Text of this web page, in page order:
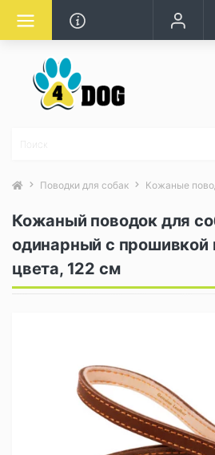
Поводки для собак Кожаные
Кожаный поводок для
одинарный с прошивкой
цвета, 122 см